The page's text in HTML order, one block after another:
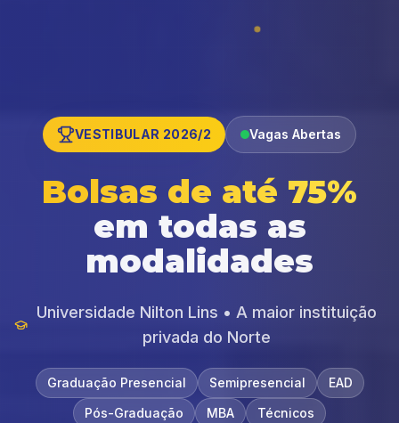
VESTIBULAR 2026/2 Vagas Abertas
Bolsas de até 75%
em todas as
modalidades
Universidade Nilton Lins • A maior instituição
privada do Norte
Graduação Presencial Semipresencial
EAD
Pós-Graduação
MBA Técnicos